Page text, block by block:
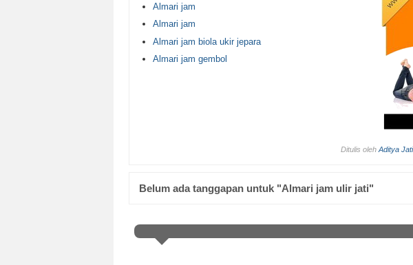
Almari jam
Almari jam
Almari jam biola ukir jepara
Almari jam gembol
Ditulis oleh Aditya
Belum ada tanggapan untuk "Almari jam ulir jati"